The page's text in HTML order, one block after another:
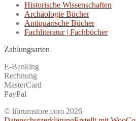
Historische Wissenschaften
Archäologie Bücher
Antiquarische Bücher
Fachliteratur | Fachbücher
Zahlungsarten
E-Banking
Rechnung
MasterCard
PayPal
© librumstore.com 2026